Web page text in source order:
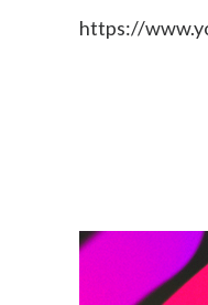
https://